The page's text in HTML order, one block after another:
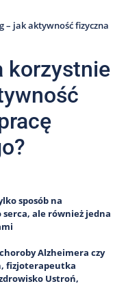
– jak aktywność fizyczna
korzystnie
sposób na
ale również jedna
Alzheimera czy
fizjoterapeutka
Ustroń,